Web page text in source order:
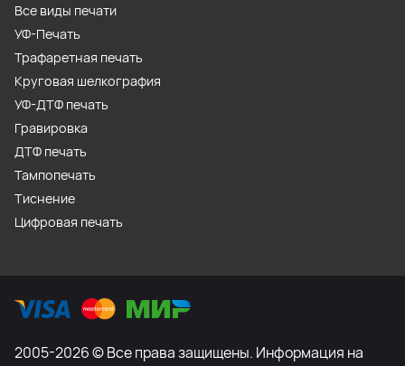
Все виды печати
УФ-Печать
Трафаретная печать
Круговая шелкография
УФ-ДТФ печать
Гравировка
ДТФ печать
Тампопечать
Тиснение
Цифровая печать
2005-2026 © Все права защищены. Информация на